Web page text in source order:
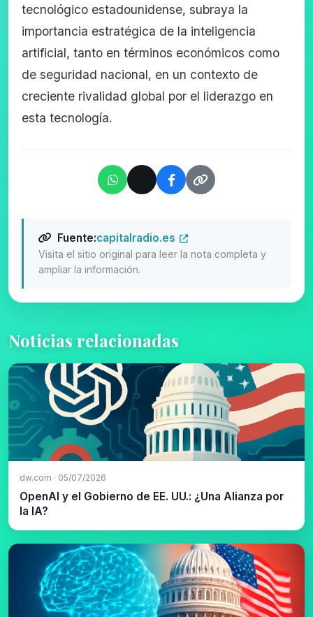
tecnológico estadounidense, subraya la
importancia estratégica de la inteligencia
artificial, tanto en términos económicos como
de seguridad nacional, en un contexto de
creciente rivalidad global por el liderazgo en
esta tecnología.
Fuente:capitalradio.es
Visita el sitio original para leer la nota completa y
ampliar la información.
Noticias relacionadas
dw.com · 05/07/2026
OpenAI y el Gobierno de EE. UU.: ¿Una Alianza por
la IA?